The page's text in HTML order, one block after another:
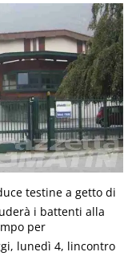
testine a getto di
i battenti alla
per
lunedì 4, lincontro